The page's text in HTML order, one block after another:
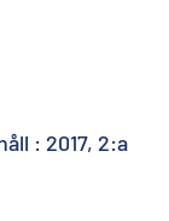
: 2017, 2:a